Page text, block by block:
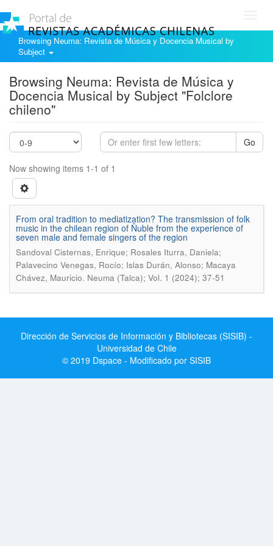
Browsing Neuma: Revista de Música y Docencia Musical by
Subject
Browsing Neuma: Revista de Música y
Docencia Musical by Subject "Folclore
chileno"
Go
Now showing items 1-1 of 1
From oral tradition to mediatization? The transmission of folk
music in the chilean region of Ñuble from the experience of
seven male and female singers of the region
Sandoval Cisternas, Enrique; Rosales Iturra, Daniela;
Palavecino Venegas, Rocío; Islas Durán, Alonso; Macaya
Chávez, Mauricio. Neuma (Talca); Vol. 1 (2024); 37-51
Dirección de Servicios de Información y Bibliotecas (SISIB) -
Universidad de Chile
© 2019 Dspace - Modificado por SISIB